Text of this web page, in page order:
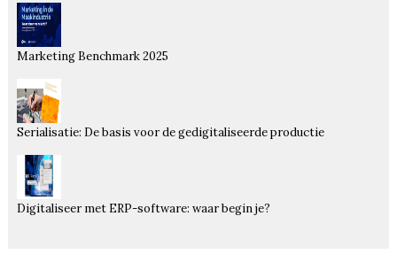
Marketing Benchmark 2025
Serialisatie: De basis voor de gedigitaliseerde productie
Digitaliseer met ERP-software: waar begin je?